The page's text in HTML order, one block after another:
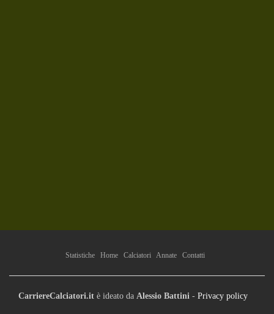
Statistiche Home Calciatori Annate Contatti
CarriereCalciatori.it è ideato da Alessio Battini - Privacy policy